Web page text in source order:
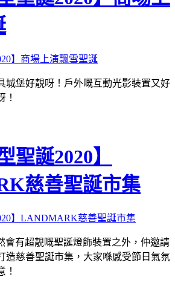
城堡好靚呀！戶外嘅互動光影裝置又好
！
聖誕2020】
慈善聖誕市集
有超靚嘅聖誕燈飾裝置之外，仲邀請
造慈善聖誕市集，大家喺感受節日氣氛
！